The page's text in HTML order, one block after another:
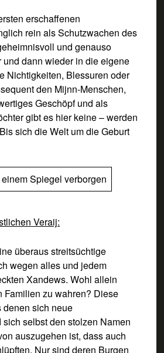
erschaffenen
rein als Schutzwachen des
und genauso
dann wieder in die eigene
Nichtigkeiten, Blessuren oder
den Mijnn-Menschen,
Geschöpf und als
gibt es hier keine – werden
sich die Welt um die Geburt
Spiegel verborgen
Veraij:
überaus streitsüchtige
wegen alles und jedem
Xandews. Wohl allein
Familien zu wahren? Diese
denen sich neue
selbst den stolzen Namen
auszugehen ist, dass auch
Nur sind deren Burgen